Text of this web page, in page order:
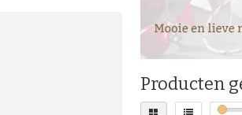
Producten